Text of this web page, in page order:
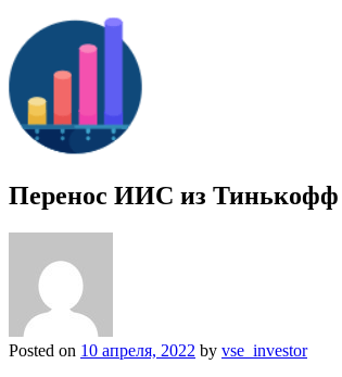
Перенос ИИС из Тинькофф
Posted on 10 апреля, 2022 by vse_investor